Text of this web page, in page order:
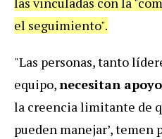
el seguimiento".
"Las personas, tanto
equipo,necesitan apoyo
la creencia limitante de
pueden manejar’,